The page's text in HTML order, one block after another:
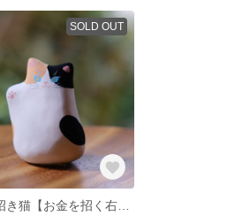
SOLD OUT